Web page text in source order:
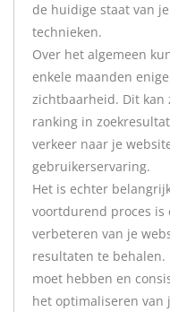
de huidige staat van
technieken.
Over het algemeen
enkele maanden
zichtbaarheid. Dit kan
ranking in
verkeer naar je
gebruikerservaring.
Het is echter
voortdurend proces
verbeteren van je
resultaten te
moet hebben en
het optimaliseren van